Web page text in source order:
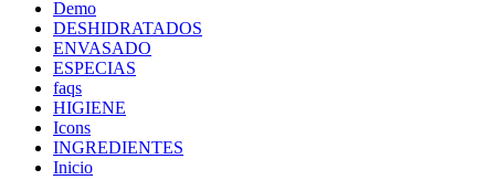
Demo
DESHIDRATADOS
ENVASADO
ESPECIAS
faqs
HIGIENE
Icons
INGREDIENTES
Inicio